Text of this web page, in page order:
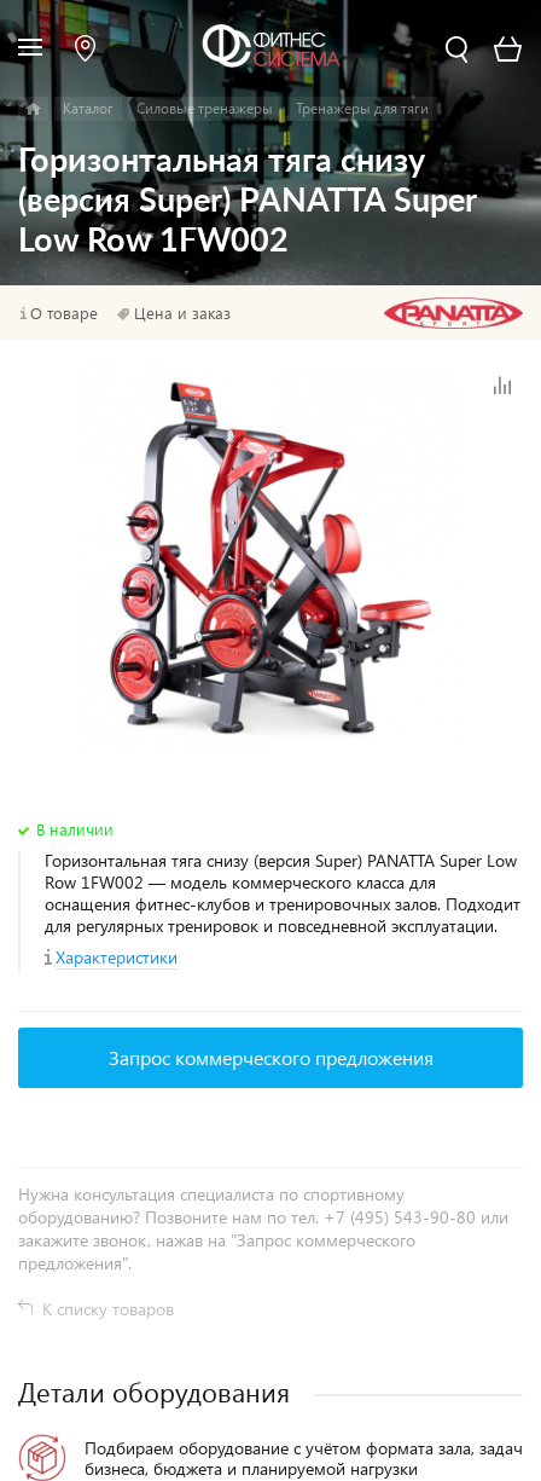
Каталог Силовые тренажеры Тренажеры для тяги
Горизонтальная тяга снизу
(версия Super) PANATTA Super
Low Row 1FW002
О товаре Цена и заказ
В наличии
Горизонтальная тяга снизу (версия Super) PANATTA Super Low
Row 1FW002 — модель коммерческого класса для
оснащения фитнес‑клубов и тренировочных залов. Подходит
для регулярных тренировок и повседневной эксплуатации.
Характеристики
Запрос коммерческого предложения
Нужна консультация специалиста по спортивному
оборудованию? Позвоните нам по тел. +7 (495) 543-90-80 или
закажите звонок, нажав на "Запрос коммерческого
предложения".
К списку товаров
Детали оборудования
Подбираем оборудование с учётом формата зала, задач
бизнеса, бюджета и планируемой нагрузки